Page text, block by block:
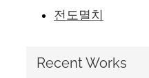
전도멸치
Recent Works